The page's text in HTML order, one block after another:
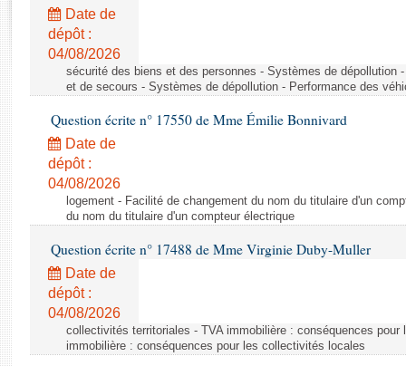
Rapports législatifs
Rapports sur l'application des lois
Baromètre de l’application des lois
Dossiers législatifs
Budget et sécurité sociale
Questions écrites et orales
Comptes rendus des débats
Date de
dépôt :
04/08/2026
sécurité des biens et des personnes - Systèmes de dépollution
et de secours - Systèmes de dépollution - Performance des
Question écrite n° 17550 de Mme Émilie Bonnivard
Date de
dépôt :
04/08/2026
logement - Facilité de changement du nom du titulaire d'un
du nom du titulaire d'un compteur électrique
Question écrite n° 17488 de Mme Virginie Duby-Muller
Date de
dépôt :
04/08/2026
collectivités territoriales - TVA immobilière : conséquences
immobilière : conséquences pour les collectivités locales